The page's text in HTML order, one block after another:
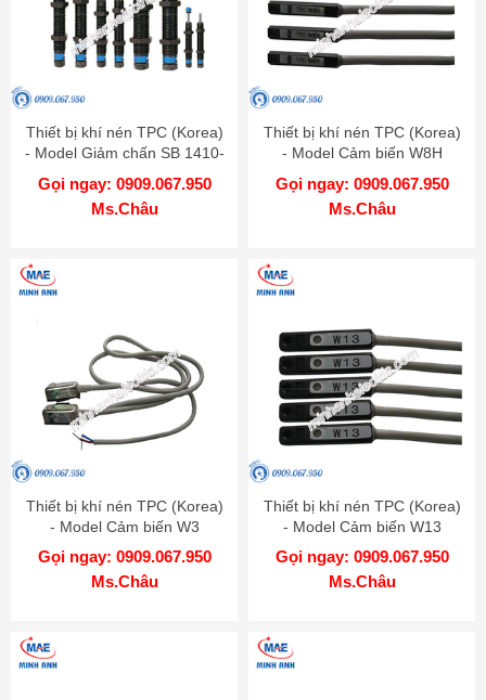
Thiết bị khí nén TPC (Korea)
- Model Giảm chấn SB 1410-
B
Gọi ngay: 0909.067.950
Ms.Châu
Thiết bị khí nén TPC (Korea)
- Model Cảm biến W8H
Gọi ngay: 0909.067.950
Ms.Châu
Thiết bị khí nén TPC (Korea)
- Model Cảm biến W3
Gọi ngay: 0909.067.950
Ms.Châu
Thiết bị khí nén TPC (Korea)
- Model Cảm biến W13
Gọi ngay: 0909.067.950
Ms.Châu